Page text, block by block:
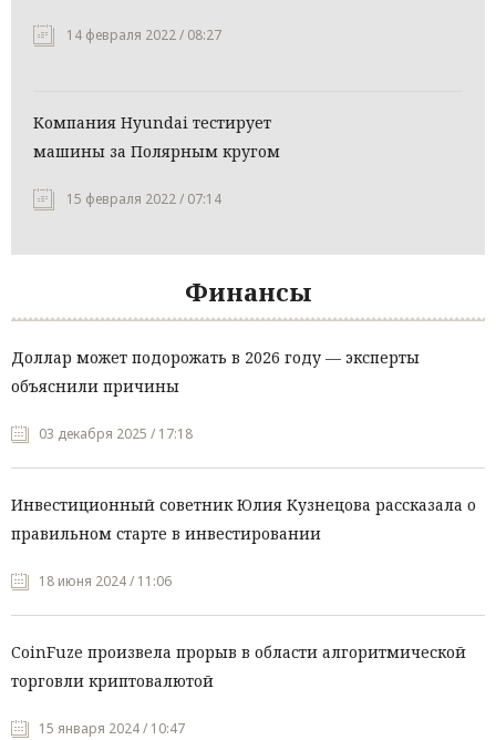
14 февраля 2022 / 08:27
Компания Hyundai тестирует
машины за Полярным кругом
15 февраля 2022 / 07:14
Финансы
Доллар может подорожать в 2026 году — эксперты
объяснили причины
03 декабря 2025 / 17:18
Инвестиционный советник Юлия Кузнецова рассказала о
правильном старте в инвестировании
18 июня 2024 / 11:06
CoinFuze произвела прорыв в области алгоритмической
торговли криптовалютой
15 января 2024 / 10:47